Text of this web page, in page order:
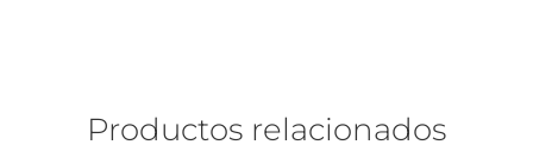
Productos relacionados